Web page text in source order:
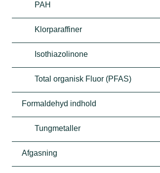
PAH
Klorparaffiner
Isothiazolinone
Total organisk Fluor (PFAS)
Formaldehyd indhold
Tungmetaller
Afgasning